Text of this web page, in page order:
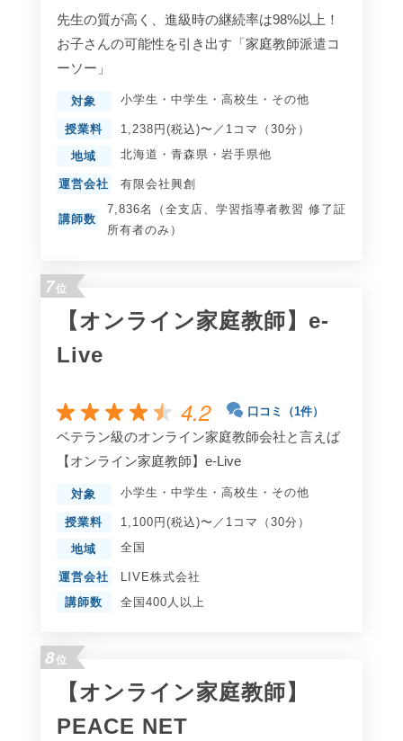
先生の質が高く、進級時の継続率は98%以上！
お子さんの可能性を引き出す「家庭教師派遣コ
ーソー」
対象 小学生 ・ 中学生 ・ 高校生 ・ その他
授業料 1,238円(税込)〜／1コマ（30分）
地域 北海道 ・ 青森県 ・ 岩手県他
運営会社 有限会社興創
講師数
7,836名（全支店、学習指導者教習 修了証
所有者のみ）
7位
【オンライン家庭教師】e-
Live
4.2 口コミ（1件）
ベテラン級のオンライン家庭教師会社と言えば
【オンライン家庭教師】e-Live
対象 小学生 ・ 中学生 ・ 高校生 ・ その他
授業料 1,100円(税込)〜／1コマ（30分）
地域 全国
運営会社
LIVE株式会社
講師数
全国400人以上
8位
【オンライン家庭教師】
PEACE NET